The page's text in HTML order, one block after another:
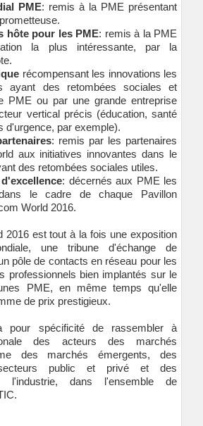
PME: remis à la PME présentant
hôte pour les PME: remis à la PME
la plus intéressante, par la
récompensant les innovations les
ayant des retombées sociales et
PME ou par une grande entreprise
vertical précis (éducation, santé
d'urgence, par exemple).
: remis par les partenaires
aux initiatives innovantes dans le
des retombées sociales utiles.
: décernés aux PME les
le cadre de chaque Pavillon
World 2016.
2016 est tout à la fois une exposition
une tribune d'échange de
pôle de contacts en réseau pour les
professionnels bien implantés sur le
PME, en même temps qu'elle
de prix prestigieux.
pour spécificité de rassembler à
des acteurs des marchés
des marchés émergents, des
public et privé et des
l'industrie, dans l'ensemble de